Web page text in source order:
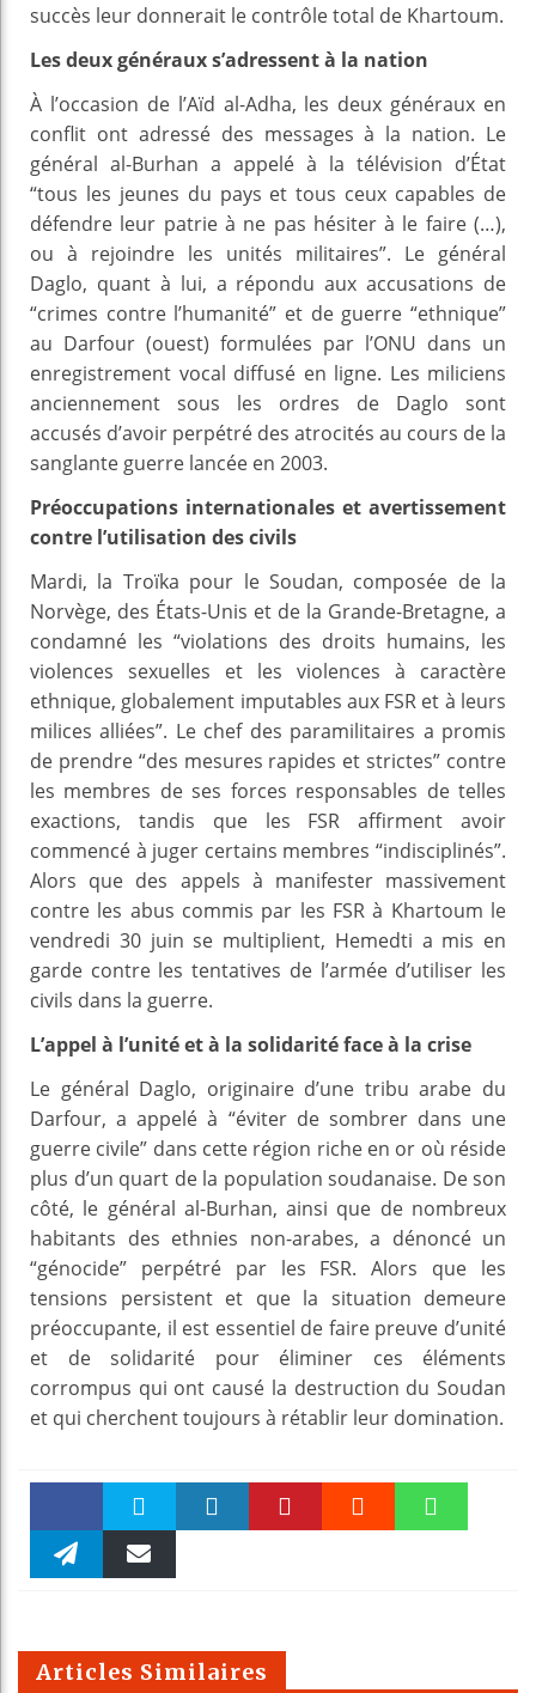
succès leur donnerait le contrôle total de Khartoum.
Les deux généraux s’adressent à la nation
À l’occasion de l’Aïd al-Adha, les deux généraux en
conflit ont adressé des messages à la nation. Le
général al-Burhan a appelé à la télévision d’État
“tous les jeunes du pays et tous ceux capables de
défendre leur patrie à ne pas hésiter à le faire (…),
ou à rejoindre les unités militaires”. Le général
Daglo, quant à lui, a répondu aux accusations de
“crimes contre l’humanité” et de guerre “ethnique”
au Darfour (ouest) formulées par l’ONU dans un
enregistrement vocal diffusé en ligne. Les miliciens
anciennement sous les ordres de Daglo sont
accusés d’avoir perpétré des atrocités au cours de la
sanglante guerre lancée en 2003.
Préoccupations internationales et avertissement
contre l’utilisation des civils
Mardi, la Troïka pour le Soudan, composée de la
Norvège, des États-Unis et de la Grande-Bretagne, a
condamné les “violations des droits humains, les
violences sexuelles et les violences à caractère
ethnique, globalement imputables aux FSR et à leurs
milices alliées”. Le chef des paramilitaires a promis
de prendre “des mesures rapides et strictes” contre
les membres de ses forces responsables de telles
exactions, tandis que les FSR affirment avoir
commencé à juger certains membres “indisciplinés”.
Alors que des appels à manifester massivement
contre les abus commis par les FSR à Khartoum le
vendredi 30 juin se multiplient, Hemedti a mis en
garde contre les tentatives de l’armée d’utiliser les
civils dans la guerre.
L’appel à l’unité et à la solidarité face à la crise
Le général Daglo, originaire d’une tribu arabe du
Darfour, a appelé à “éviter de sombrer dans une
guerre civile” dans cette région riche en or où réside
plus d’un quart de la population soudanaise. De son
côté, le général al-Burhan, ainsi que de nombreux
habitants des ethnies non-arabes, a dénoncé un
“génocide” perpétré par les FSR. Alors que les
tensions persistent et que la situation demeure
préoccupante, il est essentiel de faire preuve d’unité
et de solidarité pour éliminer ces éléments
corrompus qui ont causé la destruction du Soudan
et qui cherchent toujours à rétablir leur domination.
Faceboo Twitter
m
Articles Similaires